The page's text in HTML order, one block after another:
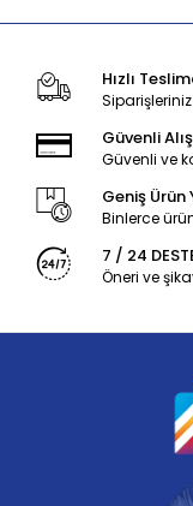
Hızlı
Güvenli
Güvenli ve
Geniş Ürün
Binlerce
7 / 24
Öneri ve